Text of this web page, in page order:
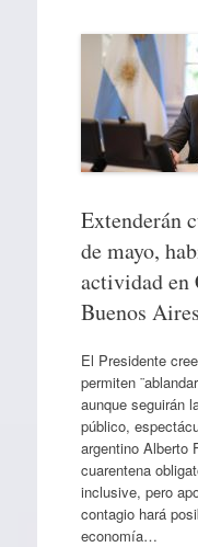
Extenderán
de mayo,
actividad en
Buenos Aires
El Presidente
permiten
aunque seguirán
público,
argentino Alberto
cuarentena
inclusive, pero
contagio hará
economía…